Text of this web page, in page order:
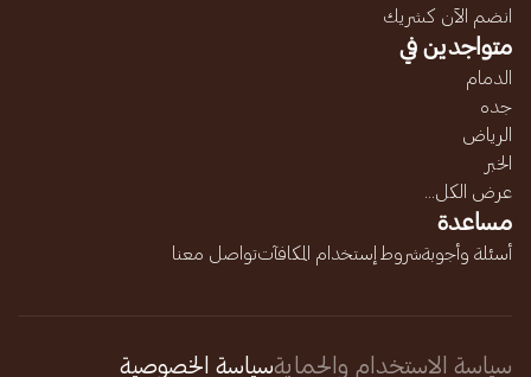
انضم الآن كشريك
متواجدين في
الدمام
جده
الرياض
الخبر
عرض الكل...
مساعدة
أسئلة وأجوبةشروط إستخدام المكافآتتواصل معنا
سياسة الاستخدام والحمايةسياسة الخصوصية